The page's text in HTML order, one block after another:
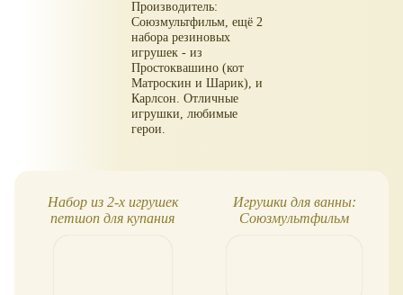
Производитель:
Союзмультфильм, ещё 2
набора резиновых
игрушек - из
Простоквашино (кот
Матроскин и Шарик), и
Карлсон. Отличные
игрушки, любимые
герои.
Набор из 2-х игрушек
петшоп для купания
Игрушки для ванны:
Союзмультфильм